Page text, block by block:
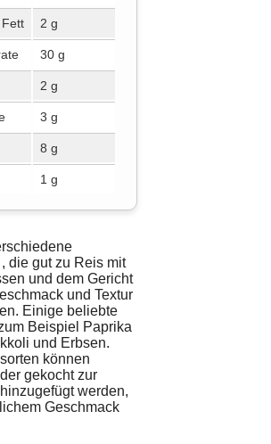
2 g
30 g
2 g
3 g
8 g
1 g
, die gut zu Reis mit
und dem Gericht
und Textur
Einige beliebte
Beispiel Paprika
und Erbsen.
können
gekocht zur
werden,
Geschmack